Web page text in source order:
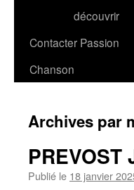
découvrir
Contacter Passion
Chanson
Archives par
PREVOST
Publié le 18 janvier